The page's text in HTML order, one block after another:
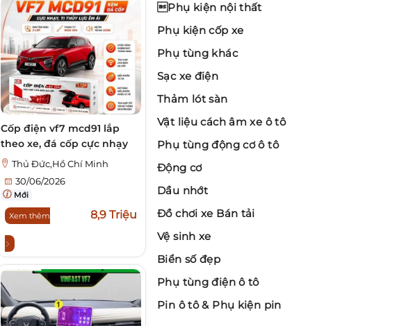
Cốp điện vf7 mcd91 lắp
theo xe, đá cốp cực nhạy
Thủ Đức,Hồ Chí Minh
30/06/2026
Mới
Xem thêm 8,9 Triệu
Phụ kiện nội thất
Phụ kiện cốp xe
Phụ tùng khác
Sạc xe điện
Thảm lót sàn
Vật liệu cách âm xe ô tô
Phụ tùng động cơ ô tô
Động cơ
Dầu nhớt
Đồ chơi xe Bán tải
Vệ sinh xe
Biển số đẹp
Phụ tùng điện ô tô
Pin ô tô & Phụ kiện pin